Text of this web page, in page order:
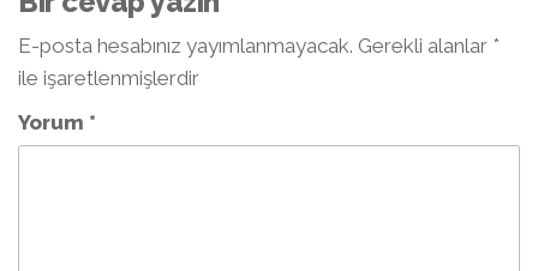
E-posta hesabınız yayımlanmayacak. Gerekli alanlar *
ile işaretlenmişlerdir
Yorum *